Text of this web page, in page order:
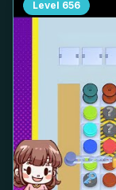
Level 656